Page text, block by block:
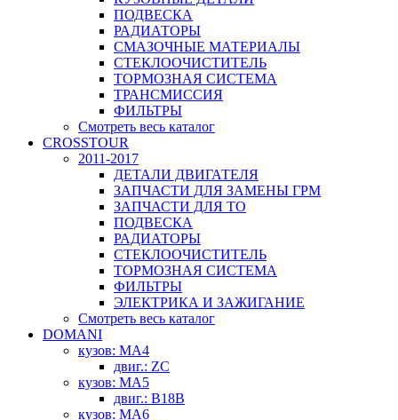
ПОДВЕСКА
РАДИАТОРЫ
СМАЗОЧНЫЕ МАТЕРИАЛЫ
СТЕКЛООЧИСТИТЕЛЬ
ТОРМОЗНАЯ СИСТЕМА
ТРАНСМИССИЯ
ФИЛЬТРЫ
Смотреть весь каталог
CROSSTOUR
2011-2017
ДЕТАЛИ ДВИГАТЕЛЯ
ЗАПЧАСТИ ДЛЯ ЗАМЕНЫ ГРМ
ЗАПЧАСТИ ДЛЯ ТО
ПОДВЕСКА
РАДИАТОРЫ
СТЕКЛООЧИСТИТЕЛЬ
ТОРМОЗНАЯ СИСТЕМА
ФИЛЬТРЫ
ЭЛЕКТРИКА И ЗАЖИГАНИЕ
Смотреть весь каталог
DOMANI
кузов: MA4
двиг.: ZC
кузов: MA5
двиг.: B18B
кузов: MA6